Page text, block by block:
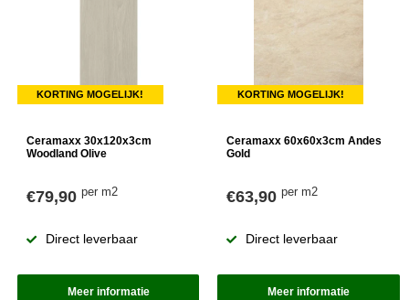
KORTING MOGELIJK!
Ceramaxx 30x120x3cm
Woodland Olive
€79,90 per m2
Direct leverbaar
Meer informatie
KORTING MOGELIJK!
Ceramaxx 60x60x3cm Andes
Gold
€63,90per m2
Direct leverbaar
Meer informatie